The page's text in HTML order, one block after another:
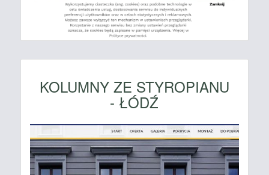
KOLUMNY ZE STYROPIANU
- ŁÓDŹ